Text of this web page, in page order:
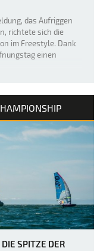
das Aufriggen
richtete sich die
im Freestyle. Dank
einen
SPITZE DER